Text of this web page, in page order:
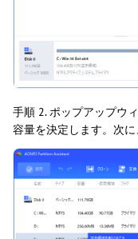
手順 2. ポップアップウ
容量を決定します。次に